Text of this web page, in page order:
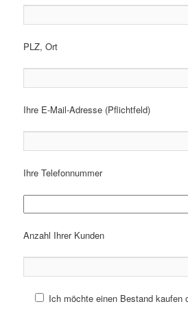
PLZ, Ort
Ihre E-Mail-Adresse (Pflichtfeld)
Ihre Telefonnummer
Anzahl Ihrer Kunden
Ich möchte einen Bestand kaufen